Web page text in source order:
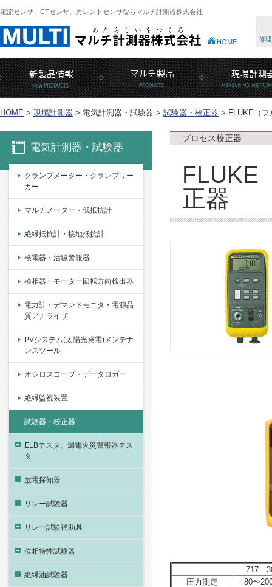
電流センサ、CTセンサ、カレントセンサならマルチ計測器株式会社
HOME 修
HOME > 現場計測器 > 電気計測器・試験器 > 試験器・校正器 > FLUKE（
電気計測器・試験器
クランプメーター・クランプリー
カー
マルチメーター・低抵抗計
絶縁抵抗計・接地抵抗計
検電器・活線警報器
検相器・モーター回転方向検出器
電力計・デマンドモニタ・電源品
質アナライザ
PVシステム(太陽光発電)メンテナ
ンスツール
オシロスコープ・データロガー
絶縁監視装置
試験器・校正器
ELBテスタ、漏電火災警報器テス
タ
放電探知器
リレー試験器
リレー試験補助具
位相特性試験器
絶縁油試験器
プロセス校正器
FLUKE
正器
717
圧力測定
−80〜